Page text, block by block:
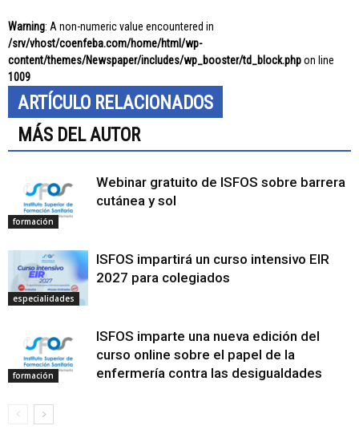
Warning: A non-numeric value encountered in
/srv/vhost/coenfeba.com/home/html/wp-
content/themes/Newspaper/includes/wp_booster/td_block.phpon line
1009
ARTÍCULO RELACIONADOS
MÁS DEL AUTOR
formación
Webinar gratuito de ISFOS sobre barrera
cutánea y sol
especialidades
ISFOS impartirá un curso intensivo EIR
2027 para colegiados
formación
ISFOS imparte una nueva edición del
curso online sobre el papel de la
enfermería contra las desigualdades